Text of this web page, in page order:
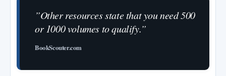
”Other resources state that you need 500
or 1000 volumes to qualify.”
BookScouter.com